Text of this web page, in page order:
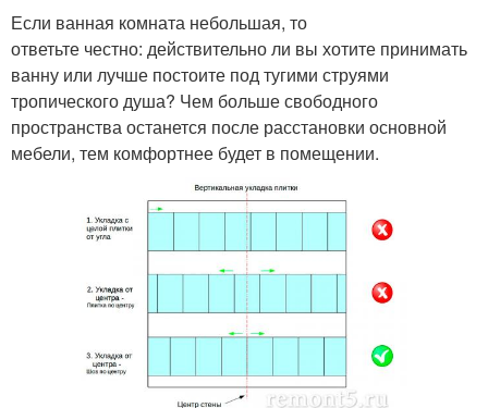
Если ванная комната небольшая, то
ответьте честно: действительно ли вы хотите принимать
ванну или лучше постоите под тугими струями
тропического душа? Чем больше свободного
пространства останется после расстановки основной
мебели, тем комфортнее будет в помещении.